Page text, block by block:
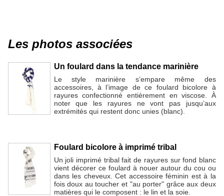
Les photos associées
Un foulard dans la tendance marinière
Le style marinière s’empare même des
accessoires, à l’image de ce foulard bicolore à
rayures confectionné entièrement en viscose. À
noter que les rayures ne vont pas jusqu’aux
extrémités qui restent donc unies (blanc).
Foulard bicolore à imprimé tribal
Un joli imprimé tribal fait de rayures sur fond blanc
vient décorer ce foulard à nouer autour du cou ou
dans les cheveux. Cet accessoire féminin est à la
fois doux au toucher et "au porter" grâce aux deux
matières qui le composent : le lin et la soie.